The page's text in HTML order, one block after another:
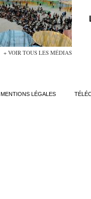
+ VOIR TOUS LES MÉDIAS
MENTIONS LÉGALES